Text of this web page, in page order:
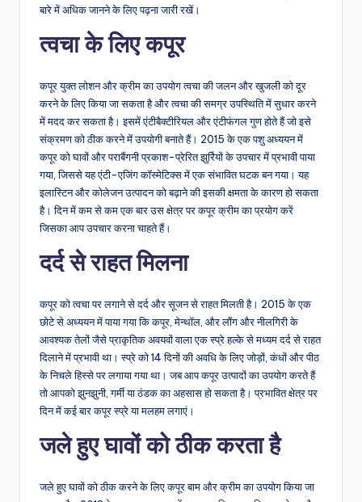
बारे में अधिक जानने के लिए पढ़ना जारी रखें।
त्वचा के लिए कपूर
कपूर युक्त लोशन और क्रीम का उपयोग त्वचा की जलन और खुजली को दूर
करने के लिए किया जा सकता है और त्वचा की समग्र उपस्थिति में सुधार करने
में मदद कर सकता है। इसमें एंटीबैक्टीरियल और एंटीफंगल गुण होते हैं जो इसे
संक्रमण को ठीक करने में उपयोगी बनाते हैं। 2015 के एक पशु अध्ययन में
कपूर को घावों और पराबैंगनी प्रकाश-प्रेरित झुर्रियों के उपचार में प्रभावी पाया
गया, जिससे यह एंटी-एजिंग कॉस्मेटिक्स में एक संभावित घटक बन गया। यह
इलास्टिन और कोलेजन उत्पादन को बढ़ाने की इसकी क्षमता के कारण हो सकता
है। दिन में कम से कम एक बार उस क्षेत्र पर कपूर क्रीम का प्रयोग करें
जिसका आप उपचार करना चाहते हैं।
दर्द से राहत मिलना
कपूर को त्वचा पर लगाने से दर्द और सूजन से राहत मिलती है। 2015 के एक
छोटे से अध्ययन में पाया गया कि कपूर, मेन्थॉल, और लौंग और नीलगिरी के
आवश्यक तेलों जैसे प्राकृतिक अवयवों वाला एक स्प्रे हल्के से मध्यम दर्द से राहत
दिलाने में प्रभावी था। स्प्रे को 14 दिनों की अवधि के लिए जोड़ों, कंधों और पीठ
के निचले हिस्से पर लगाया गया था। जब आप कपूर उत्पादों का उपयोग करते हैं
तो आपको झुनझुनी, गर्मी या ठंडक का अहसास हो सकता है। प्रभावित क्षेत्र पर
दिन में कई बार कपूर स्प्रे या मलहम लगाएं।
जले हुए घावों को ठीक करता है
जले हुए घावों को ठीक करने के लिए कपूर बाम और क्रीम का उपयोग किया जा